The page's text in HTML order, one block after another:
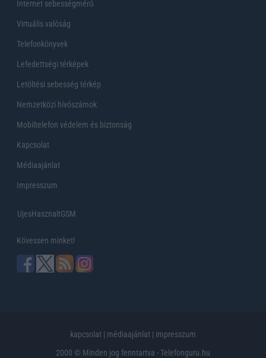
Internet sebességmérő
Virtuális valóság
Telefonkönyvek
Lefedettségi térképek
Letöltési sebesség térkép
Nemzetközi hívószámok
Mobiltelefon védelem és biztonság
Kapcsolat
Médiaajánlat
Impresszum
UjesHasznaltGSM
Kövessen minket!
kapcsolat | médiaajánlat | impresszum
2000 © Minden jog fenntartva - Telefonguru.hu